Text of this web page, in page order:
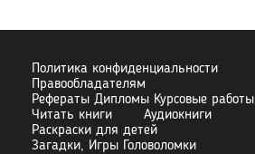
Политика конфиденциальности
Правообладателям
Рефераты Дипломы Курсовые работы
Читать книги
Аудиокниги
Раскраски для детей
Загадки, Игры Головоломки